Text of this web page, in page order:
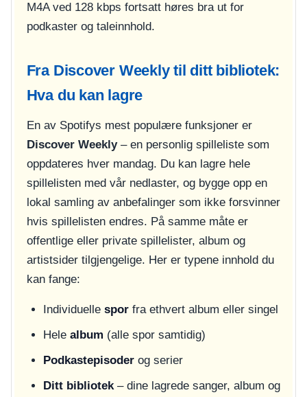
M4A ved 128 kbps fortsatt høres bra ut for
podkaster og taleinnhold.
Fra Discover Weekly til ditt bibliotek:
Hva du kan lagre
En av Spotifys mest populære funksjoner er
Discover Weekly– en personlig spilleliste som
oppdateres hver mandag. Du kan lagre hele
spillelisten med vår nedlaster, og bygge opp en
lokal samling av anbefalinger som ikke forsvinner
hvis spillelisten endres. På samme måte er
offentlige eller private spillelister, album og
artistsider tilgjengelige. Her er typene innhold du
kan fange:
Individuelle sporfra ethvert album eller singel
Hele album (alle spor samtidig)
Podkastepisoderog serier
Ditt bibliotek– dine lagrede sanger, album og